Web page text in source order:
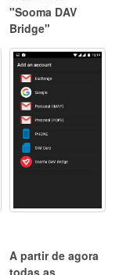
"Sooma DAV
Bridge"
A partir de agora
todas as